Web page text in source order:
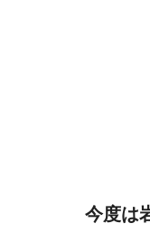
今度は